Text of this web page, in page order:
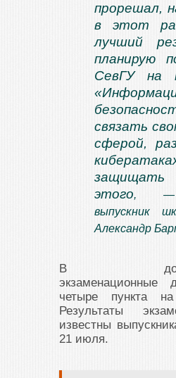
прорешал,
в этот
лучший
планирую
СевГУ на
связать
сферой,
защищать
этого, —
Александр
В
экзаменационные
четыре пункта
Результаты
известны
21 июля.